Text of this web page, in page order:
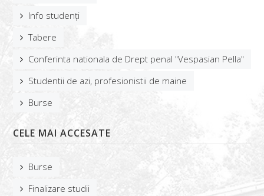
Info studenți
Tabere
Conferinta nationala de Drept penal "Vespasian Pella"
Studentii de azi, profesionistii de maine
Burse
CELE MAI ACCESATE
Burse
Finalizare studii